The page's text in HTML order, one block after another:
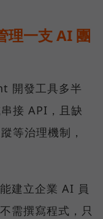
理一支 AI 團
開發工具多半
接 API，且缺
等治理機制，
建立企業 AI 員
需撰寫程式，只